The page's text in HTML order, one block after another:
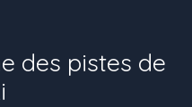
des pistes de